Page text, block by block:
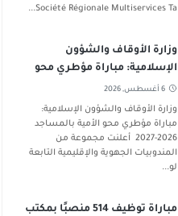
Société Régionale Multiservices Ta...
وزارة الأوقاف والشؤون
الإسلامية: مباراة مؤطري محو
الأمية بالمساجد 2026-2027
6 أغسطس, 2026
وزارة الأوقاف والشؤون الإسلامية:
مباراة مؤطري محو الأمية بالمساجد
2026-2027 أعلنت مجموعة من
المندوبيات الجهوية والإقليمية التابعة
لو...
مباراة توظيف 514 منصبًا بمكتب